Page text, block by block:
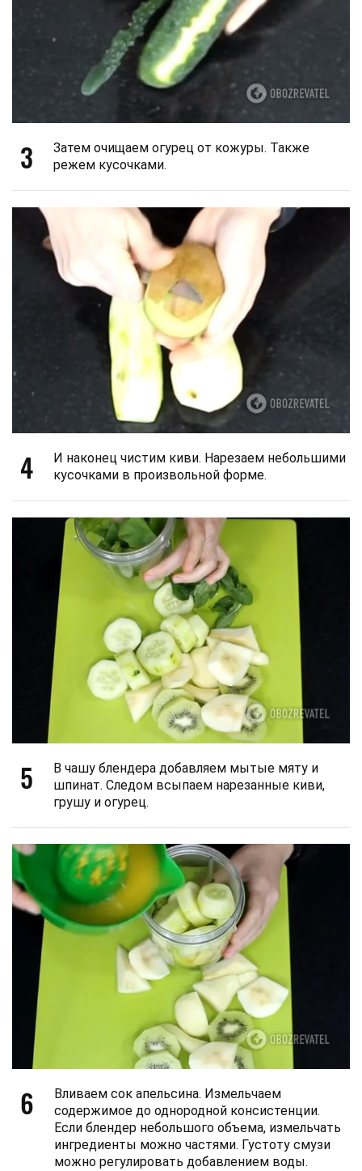
3
Затем очищаем огурец от кожуры. Также
режем кусочками.
4
И наконец чистим киви. Нарезаем небольшими
кусочками в произвольной форме.
5
В чашу блендера добавляем мытые мяту и
шпинат. Следом всыпаем нарезанные киви,
грушу и огурец.
6
Вливаем сок апельсина. Измельчаем
содержимое до однородной консистенции.
Если блендер небольшого объема, измельчать
ингредиенты можно частями. Густоту смузи
можно регулировать добавлением воды.